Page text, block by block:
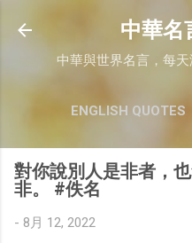
跳至
中華名
中華與世界名言，每
ENGLISH QUOTES
對你說別人是非者，
非。 #佚名
- 8月 12, 2022